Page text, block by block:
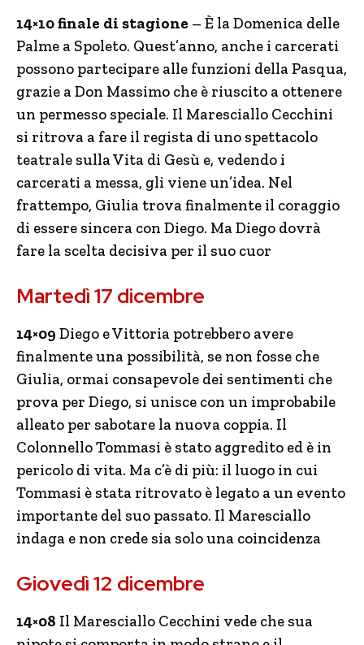
14×10 finale di stagione – È la Domenica delle
Palme a Spoleto. Quest’anno, anche i carcerati
possono partecipare alle funzioni della Pasqua,
grazie a Don Massimo che è riuscito a ottenere
un permesso speciale. Il Maresciallo Cecchini
si ritrova a fare il regista di uno spettacolo
teatrale sulla Vita di Gesù e, vedendo i
carcerati a messa, gli viene un’idea. Nel
frattempo, Giulia trova finalmente il coraggio
di essere sincera con Diego. Ma Diego dovrà
fare la scelta decisiva per il suo cuor
Martedì 17 dicembre
14×09 Diego e Vittoria potrebbero avere
finalmente una possibilità, se non fosse che
Giulia, ormai consapevole dei sentimenti che
prova per Diego, si unisce con un improbabile
alleato per sabotare la nuova coppia. Il
Colonnello Tommasi è stato aggredito ed è in
pericolo di vita. Ma c’è di più: il luogo in cui
Tommasi è stata ritrovato è legato a un evento
importante del suo passato. Il Maresciallo
indaga e non crede sia solo una coincidenza
Giovedì 12 dicembre
14×08 Il Maresciallo Cecchini vede che sua